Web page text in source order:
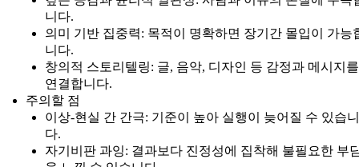
니다.
의미 기반 집중력: 목적이 명확하면 장기간 몰입이 가능
니다.
창의적 스토리텔링: 글, 음악, 디자인 등 감정과 메시지를
연결합니다.
주의할 점
이상-현실 간 간극: 기준이 높아 실행이 늦어질 수 있습니
다.
자기비판 과잉: 결과보다 진정성에 집착해 불필요한 부